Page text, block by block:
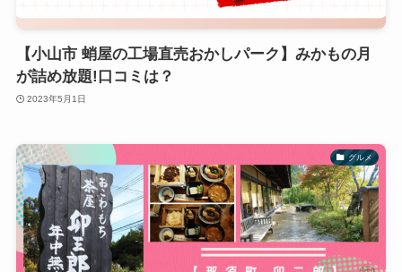
【小山市 蛸屋の工場直売おかしパーク】みかもの月
が詰め放題!口コミは？
2023年5月1日
グルメ